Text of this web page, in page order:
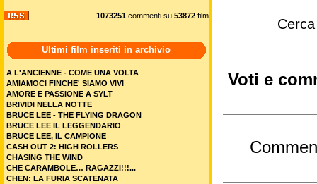
Voti e
1073251 commenti su 53872 film
Ultimi film inseriti in archivio
A L'ANCIENNE - COME UNA VOLTA
AMIAMOCI FINCHE' SIAMO VIVI
AMORE E PASSIONE A SYLT
BRIVIDI NELLA NOTTE
BRUCE LEE - THE FLYING DRAGON
BRUCE LEE IL LEGGENDARIO
BRUCE LEE, IL CAMPIONE
CASH OUT 2: HIGH ROLLERS
CHASING THE WIND
CHE CARAMBOLE… RAGAZZI!!!...
CHEN: LA FURIA SCATENATA